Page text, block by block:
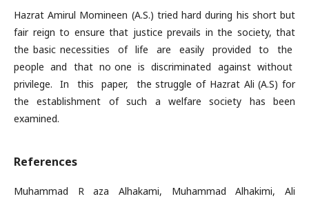
Hazrat Amirul Momineen (A.S.) tried hard during his short but
fair reign to ensure that justice prevails in the society, that
the basic necessities of life are easily provided to the
people and that no one is discriminated against without
privilege. In this paper, the struggle of Hazrat Ali (A.S) for
the establishment of such a welfare society has been
examined.
References
Muhammad R aza Alhakami, Muhammad Alhakimi, Ali